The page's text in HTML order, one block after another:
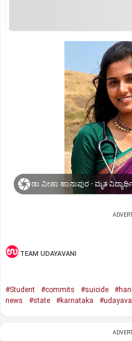
ಡಾ.ವೀಣಾ ಹಾನಾಪುರ - ಮೃತ
TEAM UDAYAVANI
#Student #commits #suicide
news
#state #karnataka